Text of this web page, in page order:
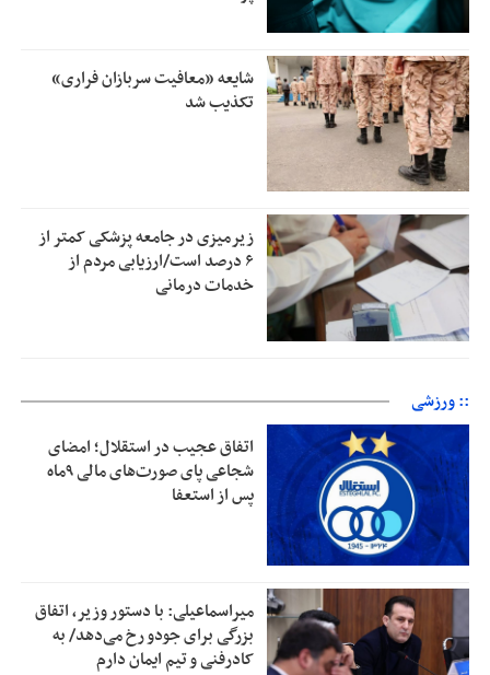
شایعه «معافیت سربازان فراری»
تکذیب شد
زیرمیزی در جامعه پزشکی کمتر از
۶ درصد است/ارزیابی مردم از
خدمات درمانی
:: ورزشی
اتفاق عجیب در استقلال؛ امضای
شجاعی پای صورت‌های مالی ٩ماه
پس از استعفا
میراسماعیلی: با دستور وزیر، اتفاق
بزرگی برای جودو رخ می‌دهد/ به
کادرفنی و تیم ایمان دارم